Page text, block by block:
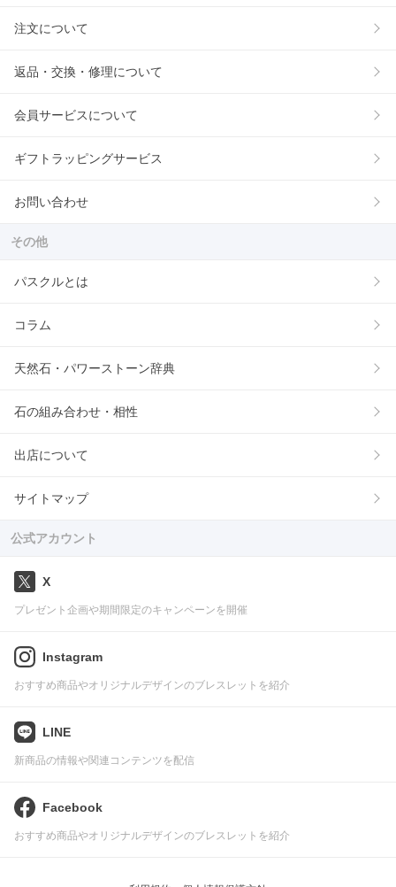
注文について
返品・交換・修理について
会員サービスについて
ギフトラッピングサービス
お問い合わせ
その他
パスクルとは
コラム
天然石・パワーストーン辞典
石の組み合わせ・相性
出店について
サイトマップ
公式アカウント
X
プレゼント企画や期間限定のキャンペーンを開催
Instagram
おすすめ商品やオリジナルデザインのブレスレットを紹介
LINE
新商品の情報や関連コンテンツを配信
Facebook
おすすめ商品やオリジナルデザインのブレスレットを紹介